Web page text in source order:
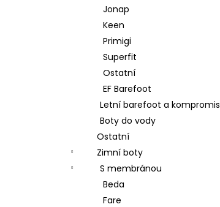
Jonap
Keen
Primigi
Superfit
Ostatní
EF Barefoot
Letní barefoot a kompromis
Boty do vody
Ostatní
Zimní boty
S membránou
Beda
Fare